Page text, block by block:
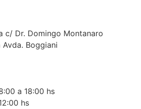
c/ Dr. Domingo Montanaro
Boggiani
a 18:00 hs
hs